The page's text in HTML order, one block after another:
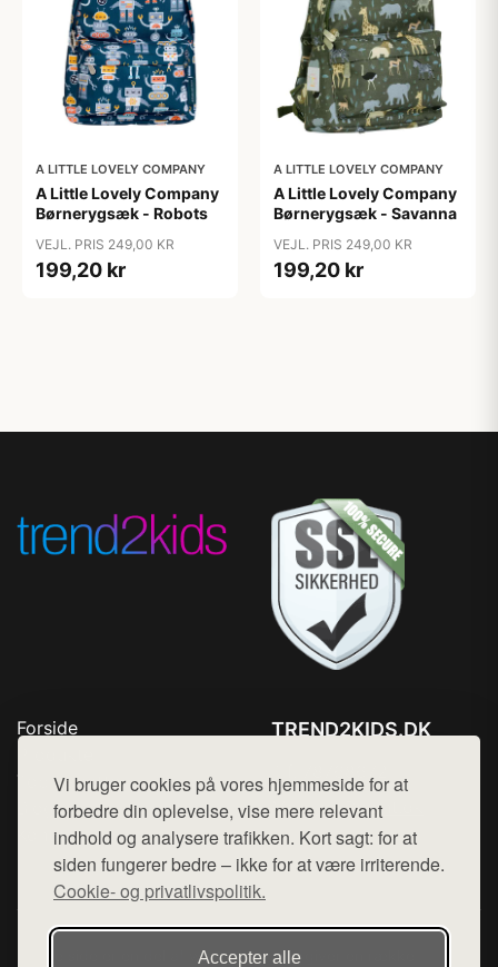
Vi bruger cookies på vores hjemmeside for at
forbedre din oplevelse, vise mere relevant
indhold og analysere trafikken. Kort sagt: for at
siden fungerer bedre – ikke for at være irriterende.
Cookie- og privatlivspolitik.
Accepter alle
A LITTLE LOVELY COMPANY
A Little Lovely Company
Børnerygsæk - Robots
VEJL. PRIS 249,00 KR
199,20 kr
A LITTLE LOVELY COMPANY
A Little Lovely Company
Børnerygsæk - Savanna
VEJL. PRIS 249,00 KR
199,20 kr
Forside
Top Rabatter
Blog
Kontakt
TREND2KIDS.DK
Mail: hej@want.dk
Cookie- og privatlivspolitik
Denne side er en del af want.dk, der udgiver en række